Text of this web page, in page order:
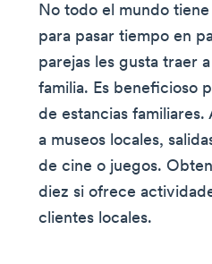
No todo el mundo
para pasar tiempo en
parejas les gusta traer
familia. Es beneficioso
de estancias familiares.
a museos locales,
de cine o juegos.
diez si ofrece
clientes locales.